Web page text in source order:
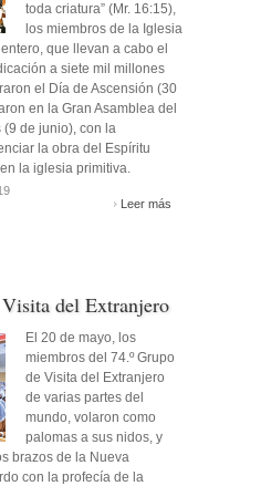
toda criatura” (Mr. 16:15),
los miembros de la Iglesia
que llevan a cabo el
a siete mil millones
el Día de Ascensión (30
en la Gran Asamblea del
(9 de junio), con la
la obra del Espíritu
la iglesia primitiva.
Leer más
del Extranjero
El 20 de mayo, los
miembros del 74.º Grupo
de Visita del Extranjero
de varias partes del
mundo, volaron como
palomas a sus nidos, y
brazos de la Nueva
con la profecía de la